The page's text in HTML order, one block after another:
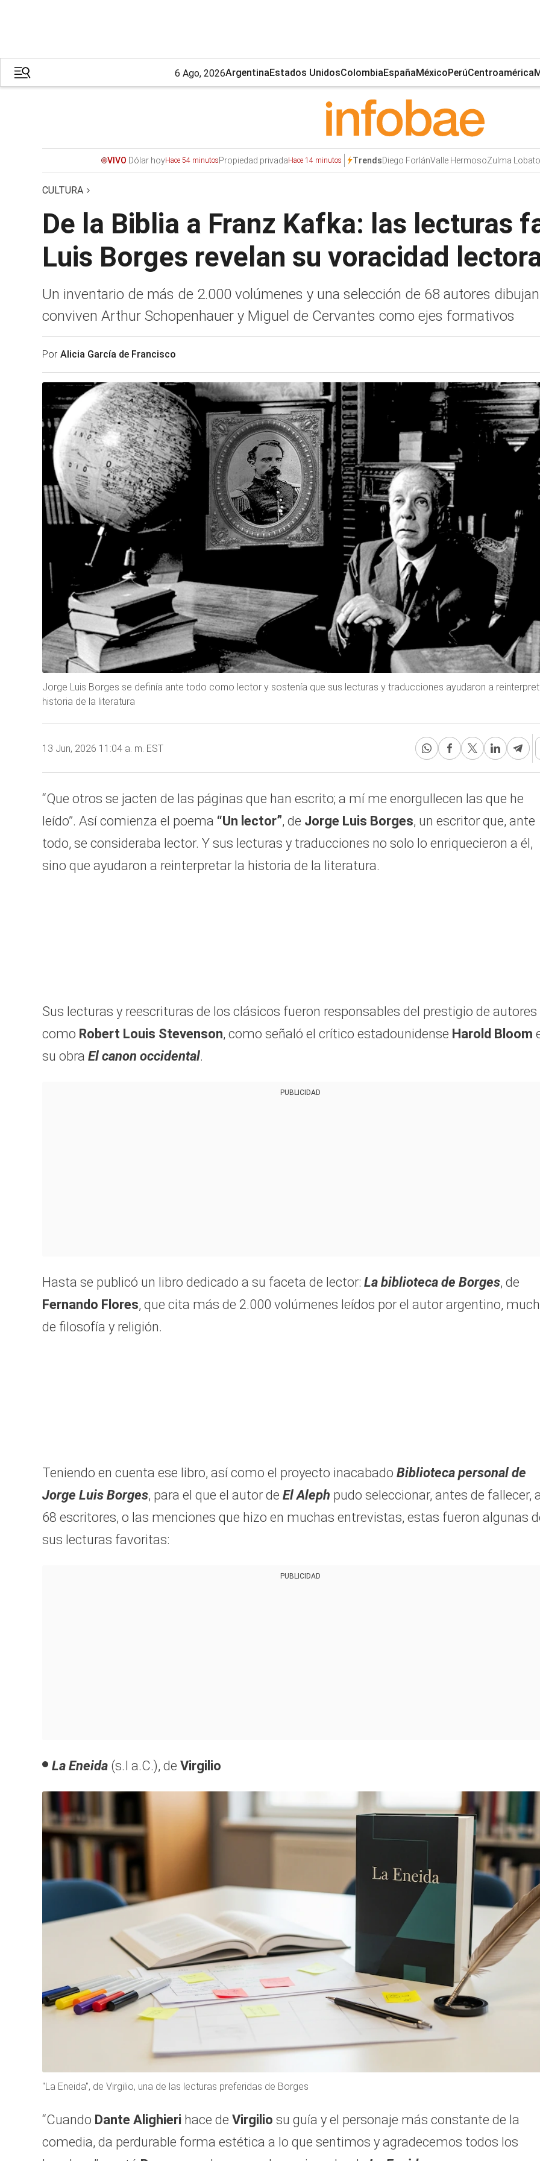
6 Ago, 2026ArgentinaEstados UnidosColombiaEspañaMéxicoPerúCentroamérica
VIVO Dólar hoyHace 54 minutosPropiedad privadaHace 14 minutos TrendsDiego ForlánValle HermosoZulma Lobato
CULTURA
De la Biblia a Franz Kafka: las lecturas
Luis Borges revelan su voracidad
Un inventario de más de 2.000 volúmenes y una selección de 68 autores
conviven Arthur Schopenhauer y Miguel de Cervantes como ejes formativos
Por Alicia García de Francisco
Jorge Luis Borges se definía ante todo como lector y sostenía que sus lecturas y traducciones ayudaron a
historia de la literatura
13 Jun, 2026 11:04 a. m. EST
“Que otros se jacten de las páginas que han escrito; a mí me enorgullecen las que he
leído”. Así comienza el poema “Un lector”, de Jorge Luis Borges, un escritor que, ante
todo, se consideraba lector. Y sus lecturas y traducciones no solo lo enriquecieron a él,
sino que ayudaron a reinterpretar la historia de la literatura.
Sus lecturas y reescrituras de los clásicos fueron responsables del prestigio de autores
como Robert Louis Stevenson, como señaló el crítico estadounidense Harold Bloom
su obra El canon occidental.
PUBLICIDAD
Hasta se publicó un libro dedicado a su faceta de lector: La biblioteca de Borges, de
Fernando Flores, que cita más de 2.000 volúmenes leídos por el autor argentino,
de filosofía y religión.
Teniendo en cuenta ese libro, así como el proyecto inacabado Biblioteca personal de
Jorge Luis Borges, para el que el autor de El Aleph pudo seleccionar, antes de fallecer,
68 escritores, o las menciones que hizo en muchas entrevistas, estas fueron algunas
sus lecturas favoritas:
PUBLICIDAD
La Eneida (s.I a.C.), de Virgilio
"La Eneida", de Virgilio, una de las lecturas preferidas de Borges
“Cuando Dante Alighieri hace de Virgilio su guía y el personaje más constante de la
comedia, da perdurable forma estética a lo que sentimos y agradecemos todos los